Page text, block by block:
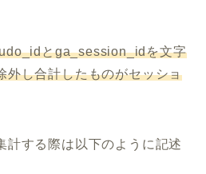
とga_session_idを文字
外し合計したものがセッショ
計する際は以下のように記述